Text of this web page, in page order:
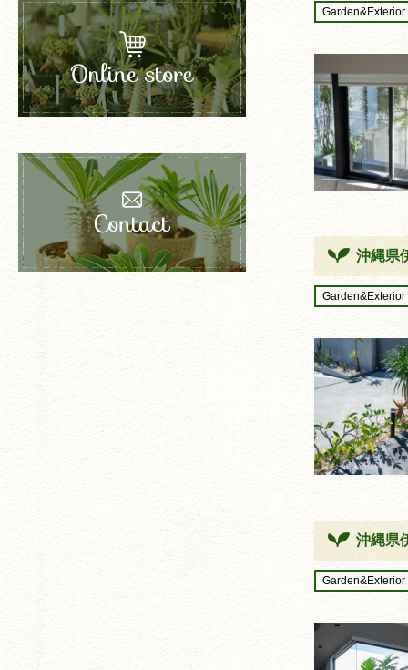
Garden&Exterior
沖縄県
Garden&Exterior
沖縄県
Garden&Exterior